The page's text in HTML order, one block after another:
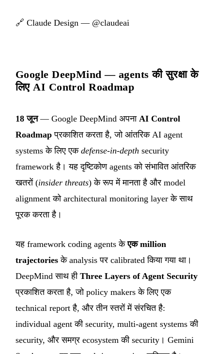
🔗 Claude Design — @claudeai
Google DeepMind — agents की सुरक्षा के
लिए AI Control Roadmap
18 जून— Google DeepMind अपना AI Control
Roadmap प्रकाशित करता है, जो आंतरिक AI agent
systems के लिए एक defense-in-depth security
framework है। यह दृष्टिकोण agents को संभावित आंतरिक
खतरों (insider threats) के रूप में मानता है और model
alignment को architectural monitoring layer के साथ
पूरक करता है।
यह framework coding agents केएक million
trajectories के analysis पर calibrated किया गया था।
DeepMind साथ ही Three Layers of Agent Security
प्रकाशित करता है, जो policy makers के लिए एक
technical report है, और तीन स्तरों में संरचित है:
individual agent की security, multi-agent systems की
security, और समग्र ecosystem की security। Gemini